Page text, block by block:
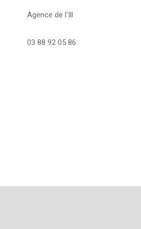
Agence de l'Ill
03 88 92 05 86